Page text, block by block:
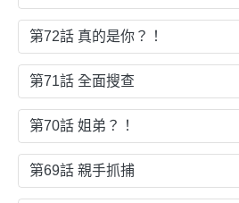
第72話 真的是你？！
第71話 全面搜查
第70話 姐弟？！
第69話 親手抓捕